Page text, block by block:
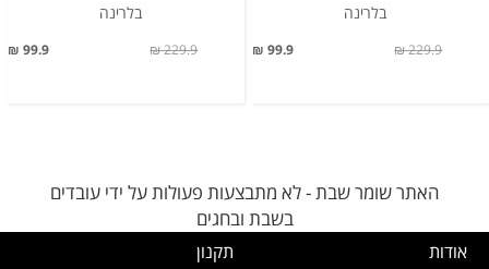
בלרינה
99.9 ₪ 229.9 ₪
בלרינה
99.9 ₪ 229.9 ₪
האתר שומר שבת - לא מתבצעות פעולות על ידי עובדים
בשבת ובחגים
אודות
תקנון